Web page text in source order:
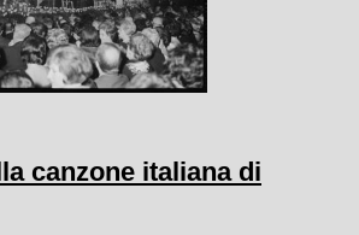
canzone italiana di